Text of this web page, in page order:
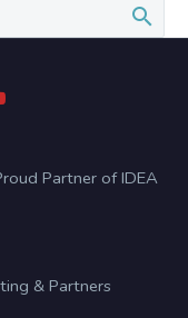
Partner of IDEA
& Partners